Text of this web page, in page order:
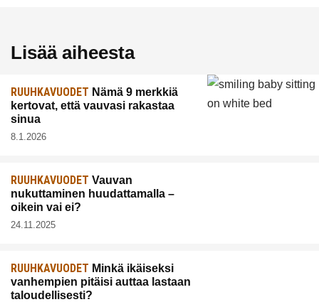
Lisää aiheesta
RUUHKAVUODET Nämä 9 merkkiä
kertovat, että vauvasi rakastaa
sinua
8.1.2026
RUUHKAVUODET Vauvan
nukuttaminen huudattamalla –
oikein vai ei?
24.11.2025
RUUHKAVUODET Minkä ikäiseksi
vanhempien pitäisi auttaa lastaan
taloudellisesti?